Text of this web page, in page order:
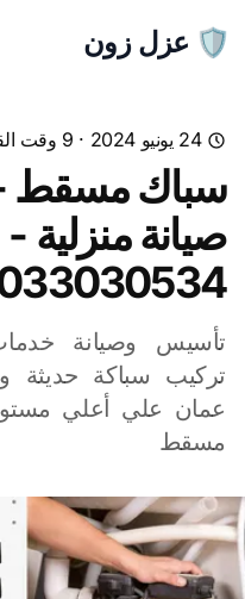
🛡️ عزل زون
24 يونيو 2024 · 9 وقت القراءة
سباك مسقط
صيانة منزلية -
01033030534
تأسيس وصيانة
تركيب سباكة
عمان علي أعلي
مسقط